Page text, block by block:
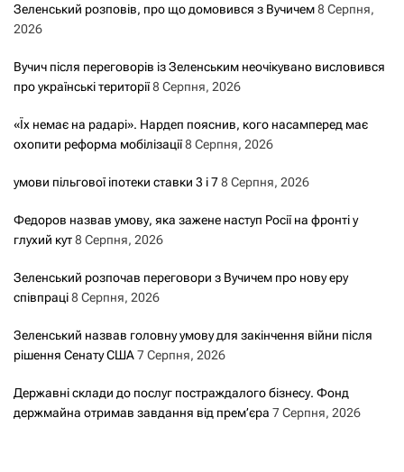
Зеленський розповів, про що домовився з Вучичем8 Серпня,
2026
Вучич після переговорів із Зеленським неочікувано висловився
про українські території8 Серпня, 2026
«Їх немає на радарі». Нардеп пояснив, кого насамперед має
охопити реформа мобілізації8 Серпня, 2026
умови пільгової іпотеки ставки 3 і 78 Серпня, 2026
Федоров назвав умову, яка зажене наступ Росії на фронті у
глухий кут8 Серпня, 2026
Зеленський розпочав переговори з Вучичем про нову еру
співпраці8 Серпня, 2026
Зеленський назвав головну умову для закінчення війни після
рішення Сенату США7 Серпня, 2026
Державні склади до послуг постраждалого бізнесу. Фонд
держмайна отримав завдання від прем’єра 7 Серпня, 2026